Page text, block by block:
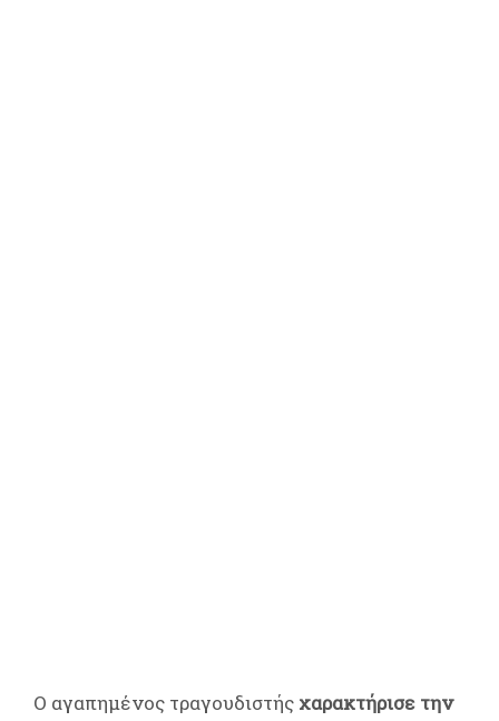
Ο αγαπημένος τραγουδιστής χαρακτήρισε την